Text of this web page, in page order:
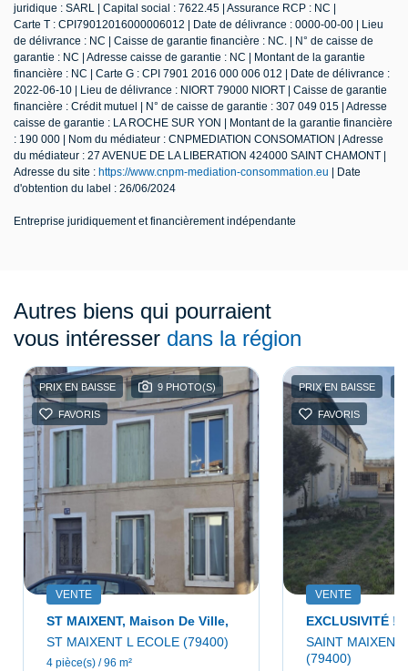
juridique : SARL | Capital social : 7622.45 | Assurance RCP : NC |
Carte T : CPI79012016000006012 | Date de délivrance : 0000-00-00 | Lieu
de délivrance : NC | Caisse de garantie financière : NC. | N° de caisse de
garantie : NC | Adresse caisse de garantie : NC | Montant de la garantie
financière : NC | Carte G : CPI 7901 2016 000 006 012 | Date de délivrance :
2022-06-10 | Lieu de délivrance : NIORT 79000 NIORT | Caisse de garantie
financière : Crédit mutuel | N° de caisse de garantie : 307 049 015 | Adresse
caisse de garantie : LA ROCHE SUR YON | Montant de la garantie financière
: 190 000 | Nom du médiateur : CNPMEDIATION CONSOMATION | Adresse
du médiateur : 27 AVENUE DE LA LIBERATION 424000 SAINT CHAMONT |
Adresse du site : https://www.cnpm-mediation-consommation.eu | Date
d'obtention du label : 26/06/2024
Entreprise juridiquement et financièrement indépendante
Autres biens qui pourraient
vous intéresser dans la région
PRIX EN BAISSE 9 PHOTO(S)
FAVORIS
VENTE
ST MAIXENT, Maison De Ville,
ST MAIXENT L ECOLE (79400)
4 pièce(s) / 96 m²
PRIX EN BAISSE
FAVORIS
VENTE
SAINT MAIXENT
(79400)